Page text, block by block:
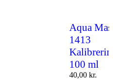
Aqua
1413
100 ml
40,00 kr.